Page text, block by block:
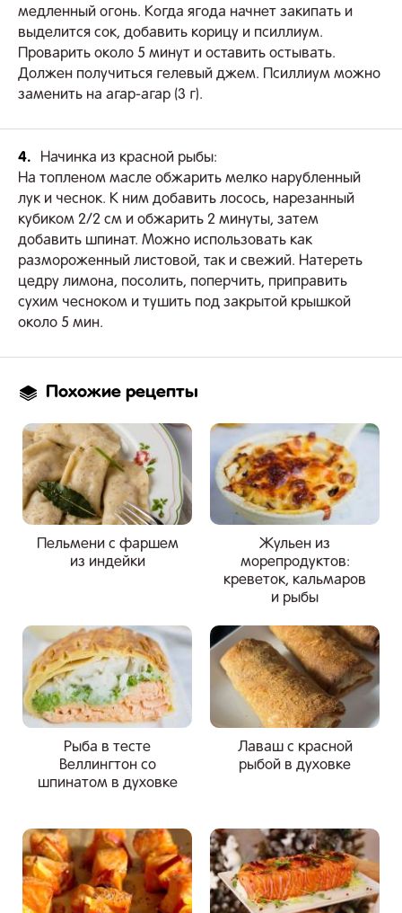
медленный огонь. Когда ягода начнет закипать и
выделится сок, добавить корицу и псиллиум.
Проварить около 5 минут и оставить остывать.
Должен получиться гелевый джем. Псиллиум можно
заменить на агар-агар (3 г).
4.
Начинка из красной рыбы:
На топленом масле обжарить мелко нарубленный
лук и чеснок. К ним добавить лосось, нарезанный
кубиком 2/2 см и обжарить 2 минуты, затем
добавить шпинат. Можно использовать как
размороженный листовой, так и свежий. Натереть
цедру лимона, посолить, поперчить, приправить
сухим чесноком и тушить под закрытой крышкой
около 5 мин.
Похожие рецепты
Пельмени с фаршем
из индейки
Жульен из
морепродуктов:
креветок, кальмаров
и рыбы
Рыба в тесте
Веллингтон со
шпинатом в духовке
Лаваш с красной
рыбой в духовке